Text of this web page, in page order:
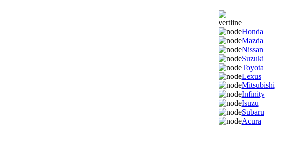
Honda
Mazda
Nissan
Suzuki
Toyota
Lexus
Mitsubishi
Infinity
Isuzu
Subaru
Acura